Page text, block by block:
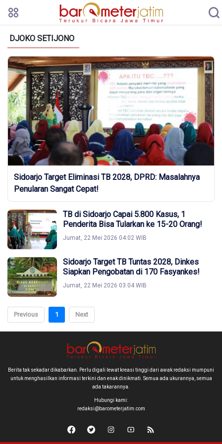
DJOKO SETIJONO
Sidoarjo Target Eliminasi TB 2028, DPRD: Masalahnya
Penularan Sangat Cepat!
TB di Sidoarjo Capai 5.800 Kasus, 1
Penderita Bisa Tularkan ke 15-20 Orang!
Jumat, 22 Mei 2026 04:02 WIB
Sidoarjo Target TB Tuntas 2028, Dinkes
Siapkan Pengobatan di 170 Fasyankes!
Jumat, 22 Mei 2026 03:04 WIB
Previous 1 Next
Berita tak sekadar dikabarkan. Perlu digali lewat kreasi tinggi dari awak redaksi mumpuni
untuk menghasilkan informasi terkini dan enak dinikmati. Semua ada ukurannya, semua
ada takarannya.
Hubungi kami:
redaksi@barometerjatim.com